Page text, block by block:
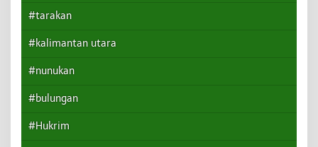
#tarakan
#kalimantan utara
#nunukan
#bulungan
#Hukrim